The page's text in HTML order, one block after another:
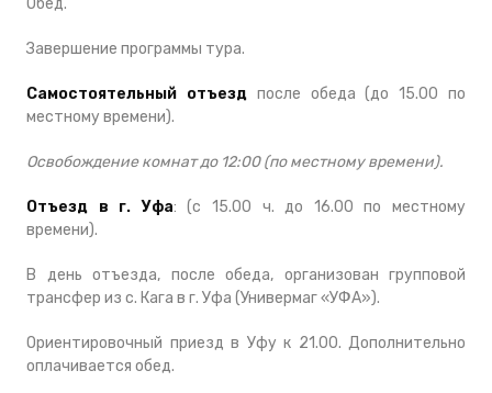
Обед.
Завершение программы тура.
Самостоятельный отъездпосле обеда (до 15.00 по
местному времени).
Освобождение комнат до 12:00 (по местному времени).
Отъезд в г. Уфа: (с 15.00 ч. до 16.00 по местному
времени).
В день отъезда, после обеда, организован групповой
трансфер из с. Кага в г. Уфа (Универмаг «УФА»).
Ориентировочный приезд в Уфу к 21.00. Дополнительно
оплачивается обед.